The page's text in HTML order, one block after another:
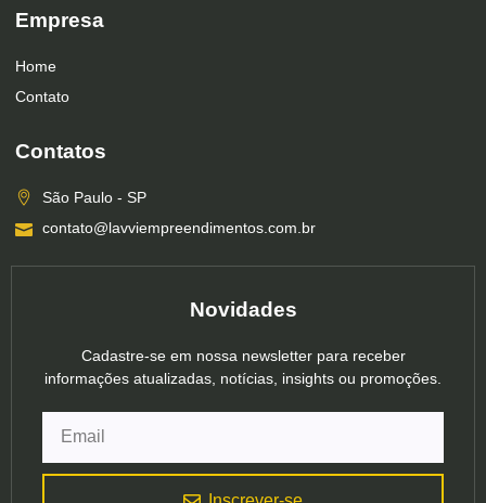
Empresa
Home
Contato
Contatos
São Paulo - SP
contato@lavviempreendimentos.com.br
Novidades
Cadastre-se em nossa newsletter para receber
informações atualizadas, notícias, insights ou promoções.